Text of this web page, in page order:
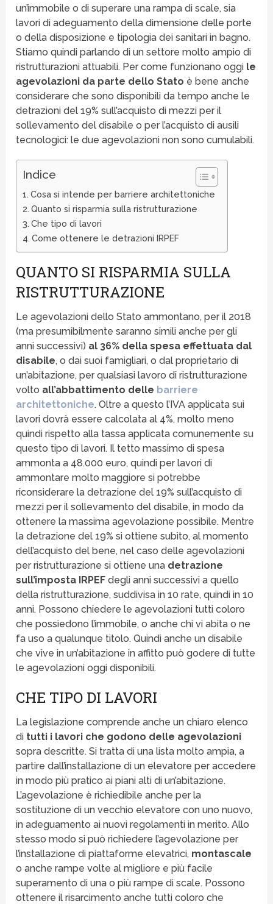
un’immobile o di superare una rampa di scale, sia
lavori di adeguamento della dimensione delle porte
o della disposizione e tipologia dei sanitari in bagno.
Stiamo quindi parlando di un settore molto ampio di
ristrutturazioni attuabili. Per come funzionano oggi le
agevolazioni da parte dello Stato è bene anche
considerare che sono disponibili da tempo anche le
detrazioni del 19% sull’acquisto di mezzi per il
sollevamento del disabile o per l’acquisto di ausili
tecnologici: le due agevolazioni non sono cumulabili.
Indice
Cosa si intende per barriere architettoniche
Quanto si risparmia sulla ristrutturazione
Che tipo di lavori
Come ottenere le detrazioni IRPEF
QUANTO SI RISPARMIA SULLA
RISTRUTTURAZIONE
Le agevolazioni dello Stato ammontano, per il 2018
(ma presumibilmente saranno simili anche per gli
anni successivi) al 36% della spesa effettuata dal
disabile, o dai suoi famigliari, o dal proprietario di
un’abitazione, per qualsiasi lavoro di ristrutturazione
volto all’abbattimento delle barriere
architettoniche. Oltre a questo l’IVA applicata sui
lavori dovrà essere calcolata al 4%, molto meno
quindi rispetto alla tassa applicata comunemente su
questo tipo di lavori. Il tetto massimo di spesa
ammonta a 48.000 euro, quindi per lavori di
ammontare molto maggiore si potrebbe
riconsiderare la detrazione del 19% sull’acquisto di
mezzi per il sollevamento del disabile, in modo da
ottenere la massima agevolazione possibile. Mentre
la detrazione del 19% si ottiene subito, al momento
dell’acquisto del bene, nel caso delle agevolazioni
per ristrutturazione si ottiene una detrazione
sull’imposta IRPEFdegli anni successivi a quello
della ristrutturazione, suddivisa in 10 rate, quindi in 10
anni. Possono chiedere le agevolazioni tutti coloro
che possiedono l’immobile, o anche chi vi abita o ne
fa uso a qualunque titolo. Quindi anche un disabile
che vive in un’abitazione in affitto può godere di tutte
le agevolazioni oggi disponibili.
CHE TIPO DI LAVORI
La legislazione comprende anche un chiaro elenco
di tutti i lavori che godono delle agevolazioni
sopra descritte. Si tratta di una lista molto ampia, a
partire dall’installazione di un elevatore per accedere
in modo più pratico ai piani alti di un’abitazione.
L’agevolazione è richiedibile anche per la
sostituzione di un vecchio elevatore con uno nuovo,
in adeguamento ai nuovi regolamenti in merito. Allo
stesso modo si può richiedere l’agevolazione per
l’installazione di piattaforme elevatrici, montascale
o anche rampe volte al migliore e più facile
superamento di una o più rampe di scale. Possono
ottenere il risarcimento anche tutti coloro che